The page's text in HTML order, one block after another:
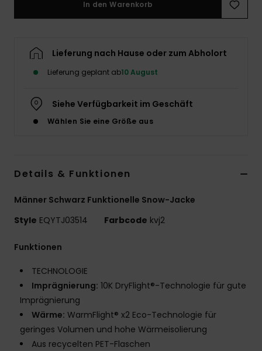
In den Warenkorb
Lieferung nach Hause oder zum Abholort
Lieferung geplant ab10 August
Siehe Verfügbarkeit im Geschäft
Wählen Sie eine Größe aus
Details & Funktionen
Männer Schwarz Funktionelle Snow-Jacke
Style EQYTJ03514 Farbcode kvj2
Funktionen
TECHNOLOGIE
Imprägnierung: 10K DryFlight®-Technologie für gute
Imprägnierung
Wärme: WarmFlight® x2 Eco-Technologie für
geringes Volumen und hohe Wärmeisolierung
Aus recycelten PET-Flaschen